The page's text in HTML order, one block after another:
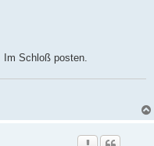
Schloß posten.